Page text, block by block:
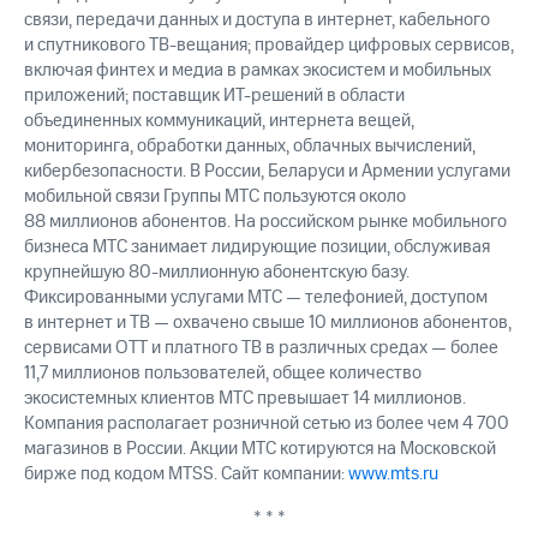
выкупа
акций
Дивиденды
Рынок
облигаций
Описание
Еврооблигации-2023
Уведомление
о
погашении
именных
облигаций
Другое
Регистратор
Реквизиты
Контакты
развитие
деловая этика
На главную
связи, передачи данных и доступа в интернет, кабельного
и спутникового ТВ-вещания; провайдер цифровых сервисов,
включая финтех и медиа в рамках экосистем и мобильных
приложений; поставщик ИТ-решений в области
объединенных коммуникаций, интернета вещей,
мониторинга, обработки данных, облачных вычислений,
кибербезопасности. В России, Беларуси и Армении услугами
мобильной связи Группы МТС пользуются около
88 миллионов абонентов. На российском рынке мобильного
бизнеса МТС занимает лидирующие позиции, обслуживая
крупнейшую 80-миллионную абонентскую базу.
Фиксированными услугами МТС — телефонией, доступом
в интернет и ТВ — охвачено свыше 10 миллионов абонентов,
сервисами OTT и платного ТВ в различных средах — более
11,7 миллионов пользователей, общее количество
экосистемных клиентов МТС превышает 14 миллионов.
Компания располагает розничной сетью из более чем 4 700
магазинов в России. Акции МТС котируются на Московской
бирже под кодом MTSS. Сайт компании:www.mts.ru
* * *